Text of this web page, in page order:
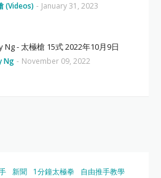
(Videos) - January 31, 2023
Ng - 太極槍 15式 2022年10月9日
Ng - November 09, 2022
新聞 1分鐘太極拳
自由推手教學